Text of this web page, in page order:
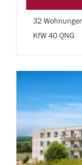
32
KfW 40 QNG